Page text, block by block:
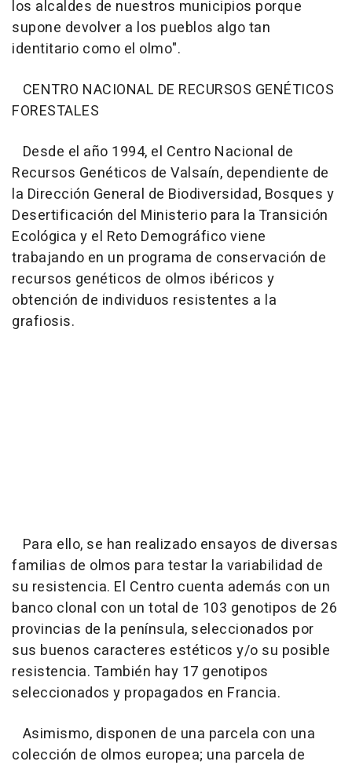
los alcaldes de nuestros municipios porque
supone devolver a los pueblos algo tan
identitario como el olmo".
CENTRO NACIONAL DE RECURSOS GENÉTICOS
FORESTALES
Desde el año 1994, el Centro Nacional de
Recursos Genéticos de Valsaín, dependiente de
la Dirección General de Biodiversidad, Bosques y
Desertificación del Ministerio para la Transición
Ecológica y el Reto Demográfico viene
trabajando en un programa de conservación de
recursos genéticos de olmos ibéricos y
obtención de individuos resistentes a la
grafiosis.
Para ello, se han realizado ensayos de diversas
familias de olmos para testar la variabilidad de
su resistencia. El Centro cuenta además con un
banco clonal con un total de 103 genotipos de 26
provincias de la península, seleccionados por
sus buenos caracteres estéticos y/o su posible
resistencia. También hay 17 genotipos
seleccionados y propagados en Francia.
Asimismo, disponen de una parcela con una
colección de olmos europea; una parcela de